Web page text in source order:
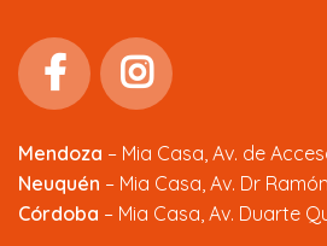
Mendoza – Mia Casa, Av. de
Neuquén – Mia Casa, Av. Dr
Córdoba – Mia Casa, Av. Duarte